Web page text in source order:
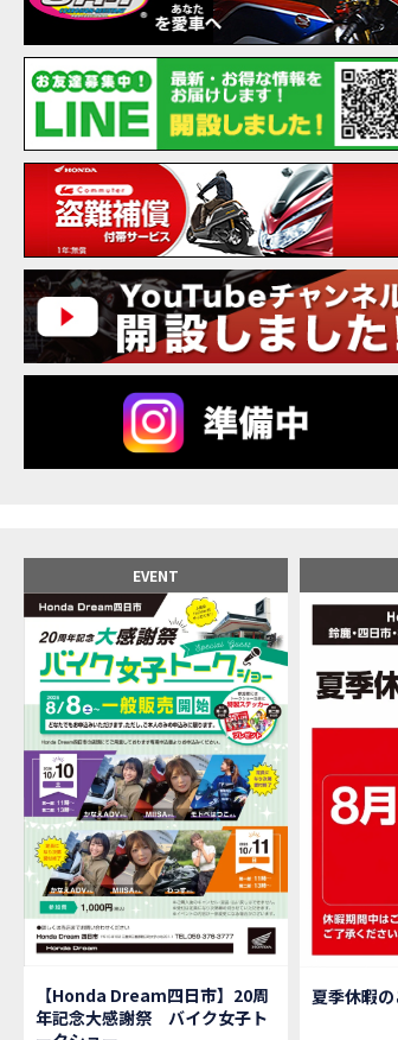
EVENT
【Honda Dream四日市】20周
年記念大感謝祭 バイク女子ト
夏季休暇